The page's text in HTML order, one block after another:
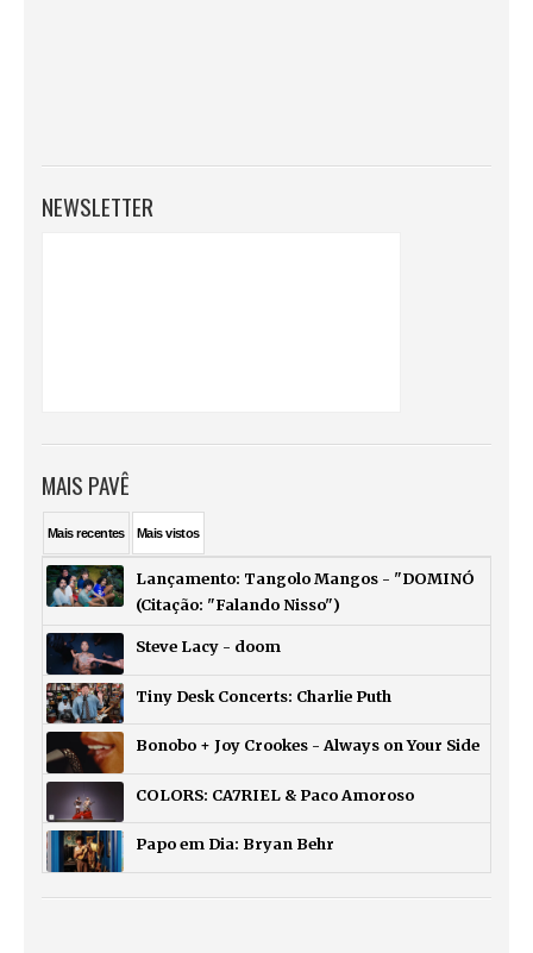
NEWSLETTER
MAIS PAVÊ
Maisrecentes Maisvistos
Lançamento: Tangolo Mangos - "DOMINÓ
(Citação: "Falando Nisso")
Steve Lacy - doom
Tiny Desk Concerts: Charlie Puth
Bonobo + Joy Crookes - Always on Your Side
COLORS: CA7RIEL & Paco Amoroso
Papo em Dia: Bryan Behr